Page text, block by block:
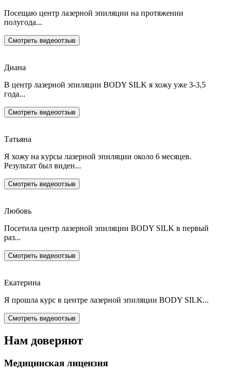
Посещаю центр лазерной эпиляции на протяжении
полугода...
Смотреть видеоотзыв
Диана
В центр лазерной эпиляции BODY SILK я хожу уже 3-3,5
года...
Смотреть видеоотзыв
Татьяна
Я хожу на курсы лазерной эпиляции около 6 месяцев.
Результат был виден...
Смотреть видеоотзыв
Любовь
Посетила центр лазерной эпиляции BODY SILK в первый
раз...
Смотреть видеоотзыв
Екатерина
Я прошла курс в центре лазерной эпиляции BODY SILK...
Смотреть видеоотзыв
Нам доверяют
Медицинская лицензия